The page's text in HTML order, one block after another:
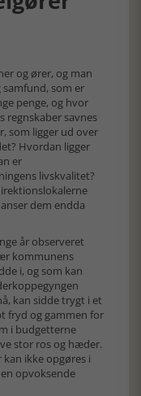
og ører, og man
som er
penge, og hvor
regnskaber savnes
som ligger ud over
Hvordan ligger
er
livskvalitet?
dem endda
år observeret
kommunens
i, og som kan
kan sidde trygt i et
fryd og gammen for
i budgetterne
stor ros og hæder.
kan ikke opgøres i
opvoksende